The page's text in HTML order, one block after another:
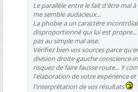
Le parallèle entre le fait d'être mal
me semble audacieux...
La phobie a un caractère
disproportionné qui lui est
pas au simple mal aise.
Vérifiez bien vos sources parce
division droite-gauche conscience-
risquez de faire fausse route... Y
l'élaboration de votre expérience
l'interprétation de vos résultats